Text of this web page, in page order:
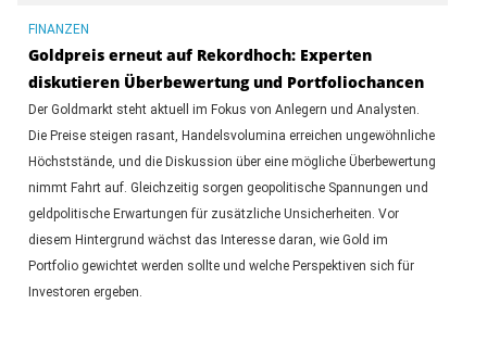
FINANZEN
Goldpreis erneut auf Rekordhoch: Experten
diskutieren Überbewertung und Portfoliochancen
Der Goldmarkt steht aktuell im Fokus von Anlegern und Analysten.
Die Preise steigen rasant, Handelsvolumina erreichen ungewöhnliche
Höchststände, und die Diskussion über eine mögliche Überbewertung
nimmt Fahrt auf. Gleichzeitig sorgen geopolitische Spannungen und
geldpolitische Erwartungen für zusätzliche Unsicherheiten. Vor
diesem Hintergrund wächst das Interesse daran, wie Gold im
Portfolio gewichtet werden sollte und welche Perspektiven sich für
Investoren ergeben.